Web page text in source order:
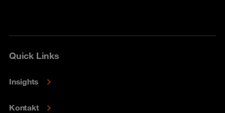
Quick Links
Insights
Kontakt